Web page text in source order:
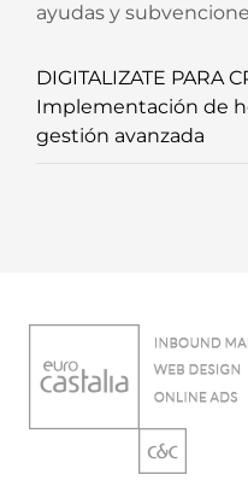
ayudas y
DIGITALIZATE PARA
Implementación de
gestión avanzada